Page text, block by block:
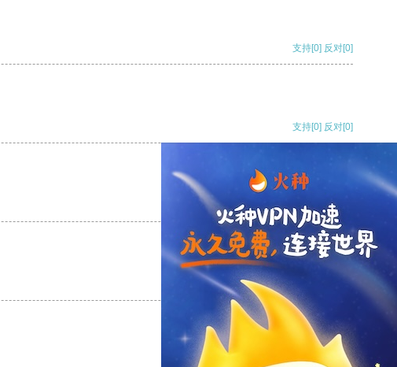
支持[0] 反对[0]
支持[0] 反对[0]
支持 反对
[0]